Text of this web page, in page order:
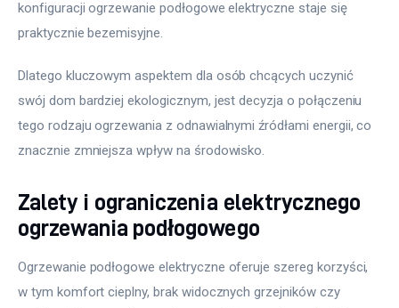
konfiguracji ogrzewanie podłogowe elektryczne staje się
praktycznie bezemisyjne.
Dlatego kluczowym aspektem dla osób chcących uczynić
swój dom bardziej ekologicznym, jest decyzja o połączeniu
tego rodzaju ogrzewania z odnawialnymi źródłami energii, co
znacznie zmniejsza wpływ na środowisko.
Zalety i ograniczenia elektrycznego
ogrzewania podłogowego
Ogrzewanie podłogowe elektryczne oferuje szereg korzyści,
w tym komfort cieplny, brak widocznych grzejników czy